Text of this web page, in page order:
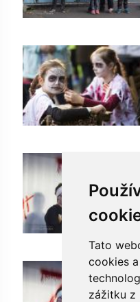
Tato
cookies
zážitku z